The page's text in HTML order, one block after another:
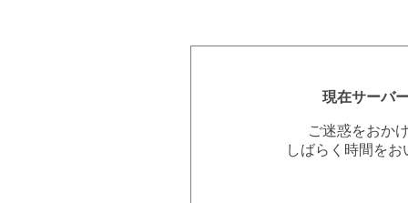
現在サーバ
ご迷惑をおか
しばらく時間を